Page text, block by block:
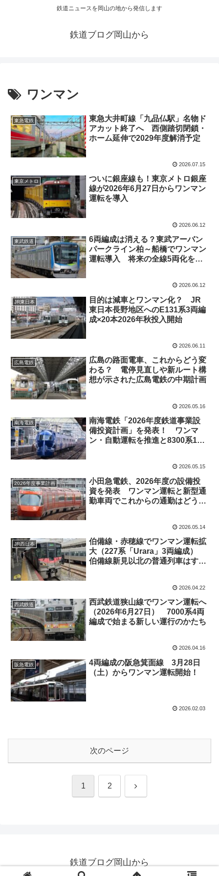
鉄道ニュースを岡山の地から発信します
鉄道ブログ岡山から
ワンマン
東急電鉄
東急大井町線「九品仏駅」名物ド
アカット終了へ 西側踏切閉鎖・
ホーム延伸で2029年度解消予定
2026.07.15
東京メトロ
ついに銀座線も！東京メトロ銀座
線が2026年6月27日からワンマン
運転を導入
2026.06.12
東武鉄道
6両編成は消える？東武アーバン
パークライン柏～船橋でワンマン
運転導入 将来の全線5両化を考
2026.06.12
JR東日本
目的は減車とワンマン化？ JR
東日本長野地区へのE131系3両編
成×20本2026年秋投入開始
2026.06.11
広島電鉄
広島の路面電車、これからどう変
わる？ 電停見直しや新ルート構
想が示された広島電鉄の中期計画
2026.05.16
南海電鉄
南海電鉄「2026年度鉄道事業設
備投資計画」を発表！ ワンマ
ン・自動運転を推進と8300系12
2026.05.15
2026年度事業計画
小田急電鉄、2026年度の設備投
資を発表 ワンマン運転と新型通
勤車両でこれからの通勤はどう変
2026.05.14
JR西日本
伯備線・赤穂線でワンマン運転拡
大（227系「Urara」3両編成）
伯備線新見以北の普通列車はすべ
2026.04.22
西武鉄道
西武鉄道狭山線でワンマン運転へ
（2026年6月27日） 7000系4両
編成で始まる新しい運行のかたち
2026.04.16
阪急電鉄
4両編成の阪急箕面線 3月28日
（土）からワンマン運転開始！
2026.02.03
次のページ
1 2 次
鉄道ブログ岡山から